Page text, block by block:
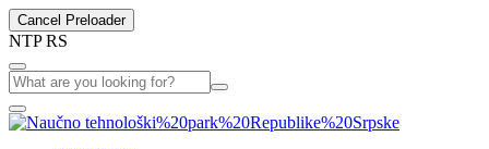
Cancel Preloader
NTP RS